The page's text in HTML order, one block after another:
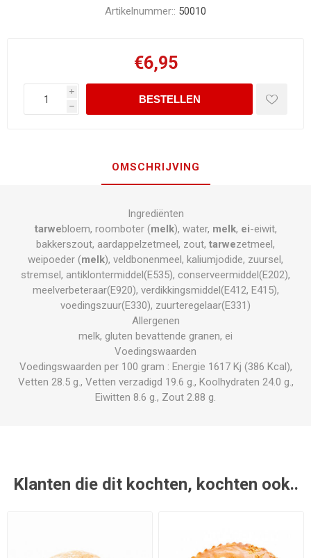
Artikelnummer:: 50010
€6,95
i
h
OMSCHRIJVING
Ingrediënten
tarwebloem, roomboter (melk), water, melk, ei-eiwit,
bakkerszout, aardappelzetmeel, zout, tarwezetmeel,
weipoeder (melk), veldbonenmeel, kaliumjodide, zuursel,
stremsel, antiklontermiddel(E535), conserveermiddel(E202),
meelverbeteraar(E920), verdikkingsmiddel(E412, E415),
voedingszuur(E330), zuurteregelaar(E331)
Allergenen
melk, gluten bevattende granen, ei
Voedingswaarden
Voedingswaarden per 100 gram : Energie 1617 Kj (386 Kcal),
Vetten 28.5 g., Vetten verzadigd 19.6 g., Koolhydraten 24.0 g.,
Eiwitten 8.6 g., Zout 2.88 g.
Klanten die dit kochten, kochten ook..